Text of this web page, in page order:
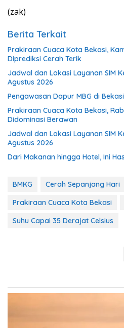
(zak)
Berita Terkait
Prakiraan Cuaca Kota Bekasi,
Diprediksi Cerah Terik
Jadwal dan Lokasi Layanan SIM
Agustus 2026
Pengawasan Dapur MBG di
Prakiraan Cuaca Kota Bekasi,
Didominasi Berawan
Jadwal dan Lokasi Layanan SIM
Agustus 2026
Dari Makanan hingga Hotel, Ini
BMKG
Cerah Sepanjang Hari
Prakiraan Cuaca Kota Bekasi
Suhu Capai 35 Derajat Celsius